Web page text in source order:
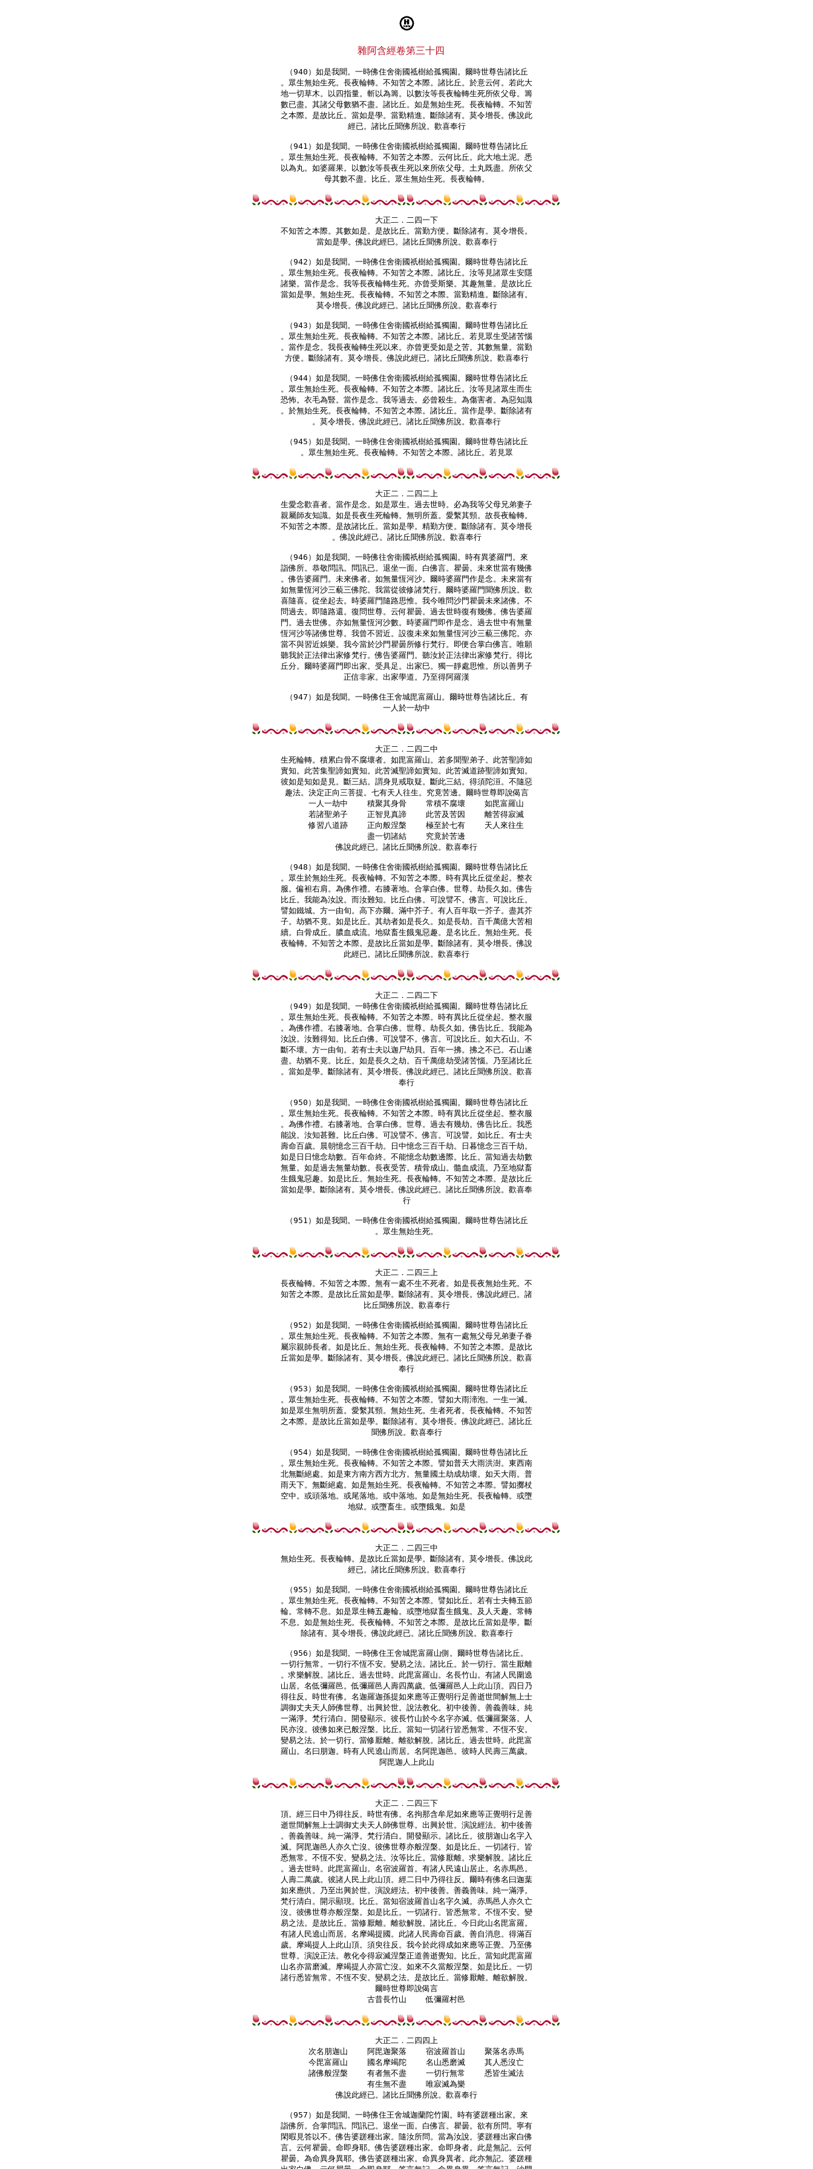
雜阿含經卷第三十四
（940）如是我聞。一時佛住舍衛國祗樹給孤獨園。爾時世尊告諸比丘
。眾生無始生死。長夜輪轉。不知苦之本際。諸比丘。於意云何。若此大
地一切草木。以四指量。斬以為籌。以數汝等長夜輪轉生死所依父母。籌
數已盡。其諸父母數猶不盡。諸比丘。如是無始生死。長夜輪轉。不知苦
之本際。是故比丘。當如是學。當勤精進。斷除諸有。莫令增長。佛說此
經已。諸比丘聞佛所說。歡喜奉行
（941）如是我聞。一時佛住舍衛國祇樹給孤獨園。爾時世尊告諸比丘
。眾生無始生死。長夜輪轉。不知苦之本際。云何比丘。此大地土泥。悉
以為丸。如婆羅果。以數汝等長夜生死以來所依父母。土丸既盡。所依父
母其數不盡。比丘。眾生無始生死。長夜輪轉。
大正二．二四一下
不知苦之本際。其數如是。是故比丘。當勤方便。斷除諸有。莫令增長。
當如是學。佛說此經巳。諸比丘聞佛所說。歡喜奉行
（942）如是我聞。一時佛住舍衛國祇樹給孤獨園。爾時世尊告諸比丘
。眾生無始生死。長夜輪轉。不知苦之本際。諸比丘。汝等見諸眾生安隱
諸樂。當作是念。我等長夜輪轉生死。亦曾受斯樂。其趣無量。是故比丘
當如是學。無始生死。長夜輪轉。不知苦之本際。當勤精進。斷除諸有。
莫令增長。佛說此經已。諸比丘聞佛所說。歡喜奉行
（943）如是我聞。一時佛住舍衛國祇樹給孤獨園。爾時世尊告諸比丘
。眾生無始生死。長夜輪轉。不知苦之本際。諸比丘。若見眾生受諸苦惱
。當作是念。我長夜輪轉生死以來。亦曾更受如是之苦。其數無量。當勤
方便。斷除諸有。莫令增長。佛說此經已。諸比丘聞佛所說。歡喜奉行
（944）如是我聞。一時佛住舍衛國祇樹給孤獨園。爾時世尊告諸比丘
。眾生無始生死。長夜輪轉。不知苦之本際。諸比丘。汝等見諸眾生而生
恐怖。衣毛為豎。當作是念。我等過去。必曾殺生。為傷害者。為惡知識
。於無始生死。長夜輪轉。不知苦之本際。諸比丘。當作是學。斷除諸有
。莫令增長。佛說此經已。諸比丘聞佛所說。歡喜奉行
（945）如是我聞。一時佛住舍衛國祇樹給孤獨園。爾時世尊告諸比丘
。眾生無始生死。長夜輪轉。不知苦之本際。諸比丘。若見眾
大正二．二四二上
生愛念歡喜者。當作是念。如是眾生。過去世時。必為我等父母兄弟妻子
親屬師友知識。如是長夜生死輪轉。無明所蓋。愛繫其頸。故長夜輪轉。
不知苦之本際。是故諸比丘。當如是學。精勤方便。斷除諸有。莫令增長
。佛說此經己。諸比丘聞佛所說。歡喜奉行
（946）如是我聞。一時佛往舍衛國祇樹給孤獨園。時有異婆羅門。來
詣佛所。恭敬問訊。問訊已。退坐一面。白佛言。瞿曇。未來世當有幾佛
。佛告婆羅門。未來佛者。如無量恆河沙。爾時婆羅門作是念。未來當有
如無量恆河沙三藐三佛陀。我當從彼修諸梵行。爾時婆羅門聞佛所說。歡
喜隨喜。從坐起去。時婆羅門隨路思惟。我今唯問沙門瞿曇未來諸佛。不
問過去。即隨路還。復問世尊。云何瞿曇。過去世時復有幾佛。佛告婆羅
門。過去世佛。亦如無量恆河沙數。時婆羅門即作是念。過去世中有無量
恆河沙等諸佛世尊。我曾不習近。設復未來如無量恆河沙三藐三佛陀。亦
當不與習近娛樂。我今當於沙門瞿曇所修行梵行。即便合掌白佛言。唯願
聽我於正法律出家修梵行。佛告婆羅門。聽汝於正法律出家修梵行。得比
丘分。爾時婆羅門即出家。受具足。出家巳。獨一靜處思惟。所以善男子
正信非家。出家學道。乃至得阿羅漢
（947）如是我聞。一時佛住王舍城毘富羅山。爾時世尊告諸比丘。有
一人於一劫中
大正二．二四二中
生死輪轉。積累白骨不腐壞者。如毘富羅山。若多聞聖弟子。此苦聖諦如
實知。此苦集聖諦如實知。此苦滅聖諦如實知。此苦滅道跡聖諦如實知。
彼如是知如是見。斷三結。謂身見戒取疑。斷此三結。得須陀洹。不隨惡
趣法。決定正向三菩提。七有天人往生。究竟苦邊。爾時世尊即說偈言
    一人一劫中    積聚其身骨    常積不腐壞    如毘富羅山
    若諸聖弟子    正智見真諦    此苦及苦因    離苦得寂滅
    修習八道跡    正向般涅槃    極至於七有    天人來往生
    盡一切諸結    究竟於苦邊
佛說此經已。諸比丘聞佛所說。歡喜奉行
（948）如是我聞。一時佛住舍衛國祇樹給孤獨園。爾時世尊告諸比丘
。眾生於無始生死。長夜輪轉。不知苦之本際。時有異比丘從坐起。整衣
服。偏袒右肩。為佛作禮。右膝著地。合掌白佛。世尊。劫長久如。佛告
比丘。我能為汝說。而汝難知。比丘白佛。可說譬不。佛言。可說比丘。
譬如鐵城。方一由旬。高下亦爾。滿中芥子。有人百年取一芥子。盡其芥
子。劫猶不竟。如是比丘。其劫者如是長久。如是長劫。百千萬億大苦相
續。白骨成丘。膿血成流。地獄畜生餓鬼惡趣。是名比丘。無始生死。長
夜輪轉。不知苦之本際。是故比丘當如是學。斷除諸有。莫令增長。佛說
此經已。諸比丘聞佛所說。歡喜奉行
大正二．二四二下
（949）如是我聞。一時佛住舍衛國祇樹給孤獨園。爾時世尊告諸比丘
。眾生無始生死。長夜輪轉。不知苦之本際。時有異比丘從坐起。整衣服
。為佛作禮。右膝著地。合掌白佛。世尊。劫長久如。佛告比丘。我能為
汝說。汝難得知。比丘白佛。可說譬不。佛言。可說比丘。如大石山。不
斷不壞。方一由旬。若有士夫以迦尸劫貝。百年一拂。拂之不已。石山遂
盡。劫猶不竟。比丘。如是長久之劫。百千萬億劫受諸苦惱。乃至諸比丘
。當如是學。斷除諸有。莫令增長。佛說此經已。諸比丘聞佛所說。歡喜
奉行
（950）如是我聞。一時佛住舍衛國祇樹給孤獨園。爾時世尊告諸比丘
。眾生無始生死。長夜輪轉。不知苦之本際。時有異比丘從坐起。整衣服
。為佛作禮。右膝著地。合掌白佛。世尊。過去有幾劫。佛告比丘。我悉
能說。汝知甚難。比丘白佛。可說譬不。佛言。可說譬。如比丘。有士夫
壽命百歲。晨朝憶念三百千劫。日中憶念三百千劫。日暮憶念三百千劫。
如是日日憶念劫數。百年命終。不能憶念劫數邊際。比丘。當知過去劫數
無量。如是過去無量劫數。長夜受苦。積骨成山。髓血成流。乃至地獄畜
生餓鬼惡趣。如是比丘。無始生死。長夜輪轉。不知苦之本際。是故比丘
當如是學。斷除諸有。莫令增長。佛說此經已。諸比丘聞佛所說。歡喜奉
行
（951）如是我聞。一時佛住舍衛國祇樹給孤獨園。爾時世尊告諸比丘
。眾生無始生死。
大正二．二四三上
長夜輪轉。不知苦之本際。無有一處不生不死者。如是長夜無始生死。不
知苦之本際。是故比丘當如是學。斷除諸有。莫令增長。佛說此經已。諸
比丘聞佛所說。歡喜奉行
（952）如是我聞。一時佛住舍衛國祇樹給孤獨園。爾時世尊告諸比丘
。眾生無始生死。長夜輪轉。不知苦之本際。無有一處無父母兄弟妻子眷
屬宗親師長者。如是比丘。無始生死。長夜輪轉。不知苦之本際。是故比
丘當如是學。斷除諸有。莫令增長。佛說此經已。諸比丘聞佛所說。歡喜
奉行
（953）如是我聞。一時佛住舍衛國祇樹給孤獨園。爾時世尊告諸比丘
。眾生無始生死。長夜輪轉。不知苦之本際。譬如大雨渧泡。一生一滅。
如是眾生無明所蓋。愛繫其頸。無始生死。生者死者。長夜輪轉。不知苦
之本際。是故比丘當如是學。斷除諸有。莫令增長。佛說此經已。諸比丘
聞佛所說。歡喜奉行
（954）如是我聞。一時佛住舍衛國祇樹給孤獨園。爾時世尊告諸比丘
。眾生無始生死。長夜輪轉。不知苦之本際。譬如普天大雨洪澍。東西南
北無斷絕處。如是東方南方西方北方。無量國土劫成劫壞。如天大雨。普
雨天下。無斷絕處。如是無始生死。長夜輪轉。不知苦之本際。譬如擲杖
空中。或頭落地。或尾落地。或中落地。如是無始生死。長夜輪轉。或墮
地獄。或墮畜生。或墮餓鬼。如是
大正二．二四三中
無始生死。長夜輪轉。是故比丘當如是學。斷除諸有。莫令增長。佛說此
經已。諸比丘聞佛所說。歡喜奉行
（955）如是我聞。一時佛住舍衛國祇樹給孤獨園。爾時世尊告諸比丘
。眾生無始生死。長夜輪轉。不知苦之本際。譬如比丘。若有士夫轉五節
輪。常轉不息。如是眾生轉五趣輪。或墮地獄畜生餓鬼。及人天趣。常轉
不息。如是無始生死。長夜輪轉。不知苦之本際。是故比丘當如是學。斷
除諸有。莫令增長。佛說此經已。諸比丘聞佛所說。歡喜奉行
（956）如是我聞。一時佛住王舍城毘富羅山側。爾時世尊告諸比丘。
一切行無常。一切行不恆不安。變易之法。諸比丘。於一切行。當生厭離
。求樂解脫。諸比丘。過去世時。此毘富羅山。名長竹山。有諸人民圍遶
山居。名低彌羅邑。低彌羅邑人壽四萬歲。低彌羅邑人上此山頂。四日乃
得往反。時世有佛。名迦羅迦孫提如來應等正覺明行足善逝世間解無上士
調御丈夫天人師佛世尊。出興於世。說法教化。初中後善。善義善味。純
一滿淨。梵行清白。開發顯示。彼長竹山於今名字亦滅。低彌羅聚落。人
民亦沒。彼佛如來已般涅槃。比丘。當知一切諸行皆悉無常。不恆不安。
變易之法。於一切行。當修厭離。離欲解脫。諸比丘。過去世時。此毘富
羅山。名曰朋迦。時有人民遶山而居。名阿毘迦邑。彼時人民壽三萬歲。
阿毘迦人上此山
大正二．二四三下
頂。經三日中乃得往反。時世有佛。名拘那含牟尼如來應等正覺明行足善
逝世間解無上士調御丈夫天人師佛世尊。出興於世。演說經法。初中後善
。善義善味。純一滿淨。梵行清白。開發顯示。諸比丘。彼朋迦山名字入
滅。阿毘迦邑人亦久亡沒。彼佛世尊亦般涅槃。如是比丘。一切諸行。皆
悉無常。不恆不安。變易之法。汝等比丘。當修厭離。求樂解脫。諸比丘
。過去世時。此毘富羅山。名宿波羅首。有諸人民遠山居止。名赤馬邑。
人壽二萬歲。彼諸人民上此山頂。經二日中乃得往反。爾時有佛名曰迦葉
如來應供。乃至出興於世。演說經法。初中後善。善義善味。純一滿淨。
梵行清白。開示顯現。比丘。當知宿波羅首山名字久滅。赤馬邑人亦久亡
沒。彼佛世尊亦般涅槃。如是比丘。一切諸行。皆悉無常。不恆不安。變
易之法。是故比丘。當修厭離。離欲解脫。諸比丘。今日此山名毘富羅。
有諸人民遶山而居。名摩竭提國。此諸人民壽命百歲。善自消息。得滿百
歲。摩竭提人上此山頂。須臾往反。我今於此得成如來應等正覺。乃至佛
世尊。演說正法。教化令得寂滅涅槃正道善逝覺知。比丘。當知此毘富羅
山名亦當磨滅。摩竭提人亦當亡沒。如來不久當般涅槃。如是比丘。一切
諸行悉皆無常。不恆不安。變易之法。是故比丘。當修厭離。離欲解脫。
爾時世尊即說偈言
    古昔長竹山    低彌羅村邑
大正二．二四四上
    次名朋迦山    阿毘迦聚落    宿波羅首山    聚落名赤馬
    今毘富羅山    國名摩竭陀    名山悉磨滅    其人悉沒亡
    諸佛般涅槃    有者無不盡    一切行無常    悉皆生滅法
    有生無不盡    唯寂滅為樂
佛說此經已。諸比丘聞佛所說。歡喜奉行
（957）如是我聞。一時佛住王舍城迦蘭陀竹園。時有婆蹉種出家。來
詣佛所。合掌問訊。問訊已。退坐一面。白佛言。瞿曇。欲有所問。寧有
閑暇見答以不。佛告婆蹉種出家。隨汝所問。當為汝說。婆蹉種出家白佛
言。云何瞿曇。命即身耶。佛告婆蹉種出家。命即身者。此是無記。云何
瞿曇。為命異身異耶。佛告婆蹉種出家。命異身異者。此亦無記。婆蹉種